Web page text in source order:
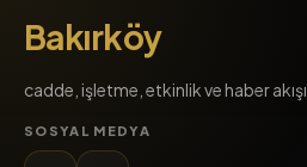
Bakırköy
cadde, işletme, etkinlik ve haber akışı
SOSYAL MEDYA